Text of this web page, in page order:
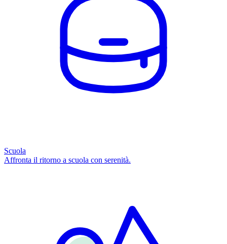
Scuola
Affronta il ritorno a scuola con serenità.